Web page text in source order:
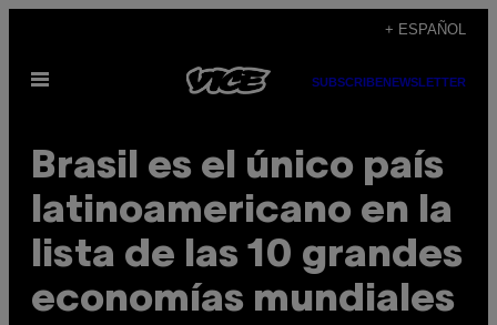
contenido
+ ESPAÑOL
Abrir
SUBSCRIBENEWSLETTER
Brasil es el único país
latinoamericano en la
lista de las 10 grandes
economías mundiales